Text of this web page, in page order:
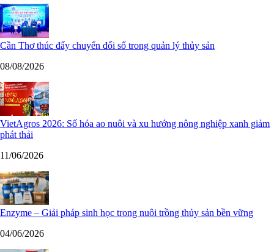
Cần Thơ thúc đẩy chuyển đổi số trong quản lý thủy sản
08/08/2026
VietAgros 2026: Số hóa ao nuôi và xu hướng nông nghiệp xanh giảm
phát thải
11/06/2026
Enzyme – Giải pháp sinh học trong nuôi trồng thủy sản bền vững
04/06/2026